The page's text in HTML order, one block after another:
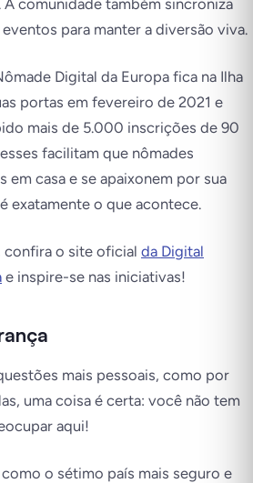
comunidade também sincroniza
para manter a diversão viva.
Digital da Europa fica na Ilha
portas em fevereiro de 2021 e
mais de 5.000 inscrições de 90
facilitam que nômades
em casa e se apaixonem por sua
exatamente o que acontece.
confira o site oficial da Digital
e inspire-se nas iniciativas!
mais pessoais, como por
uma coisa é certa: você não tem
aqui!
o sétimo país mais seguro e